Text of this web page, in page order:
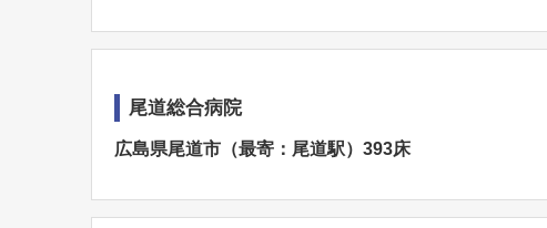
尾道総合病院
広島県尾道市（最寄：尾道駅）393床